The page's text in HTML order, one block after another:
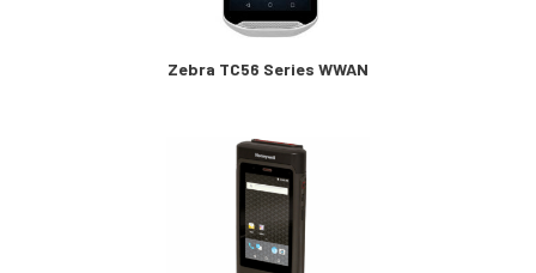
Zebra TC56 Series WWAN